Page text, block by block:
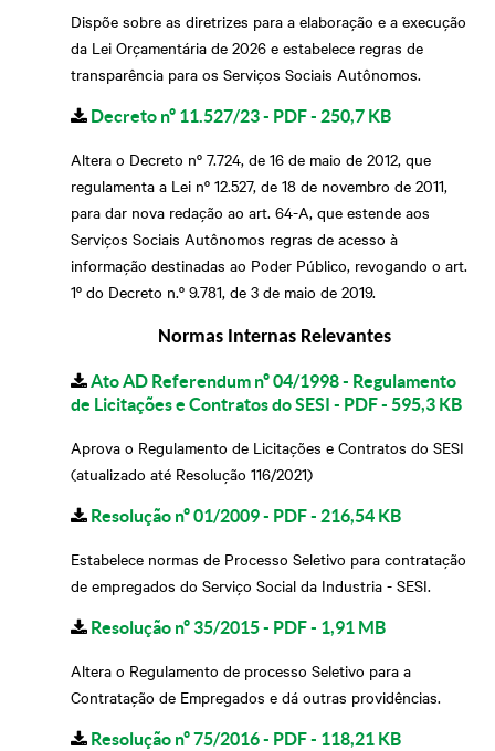
Dispõe sobre as diretrizes para a elaboração e a execução
da Lei Orçamentária de 2026 e estabelece regras de
transparência para os Serviços Sociais Autônomos.
Decreto nº 11.527/23 - PDF - 250,7 KB
Altera o Decreto nº 7.724, de 16 de maio de 2012, que
regulamenta a Lei nº 12.527, de 18 de novembro de 2011,
para dar nova redação ao art. 64-A, que estende aos
Serviços Sociais Autônomos regras de acesso à
informação destinadas ao Poder Público, revogando o art.
1º do Decreto n.º 9.781, de 3 de maio de 2019.
Normas Internas Relevantes
Ato AD Referendum nº 04/1998 - Regulamento
de Licitações e Contratos do SESI - PDF - 595,3 KB
Aprova o Regulamento de Licitações e Contratos do SESI
(atualizado até Resolução 116/2021)
Resolução nº 01/2009 - PDF - 216,54 KB
Estabelece normas de Processo Seletivo para contratação
de empregados do Serviço Social da Industria - SESI.
Resolução nº 35/2015 - PDF - 1,91 MB
Altera o Regulamento de processo Seletivo para a
Contratação de Empregados e dá outras providências.
Resolução nº 75/2016 - PDF - 118,21 KB